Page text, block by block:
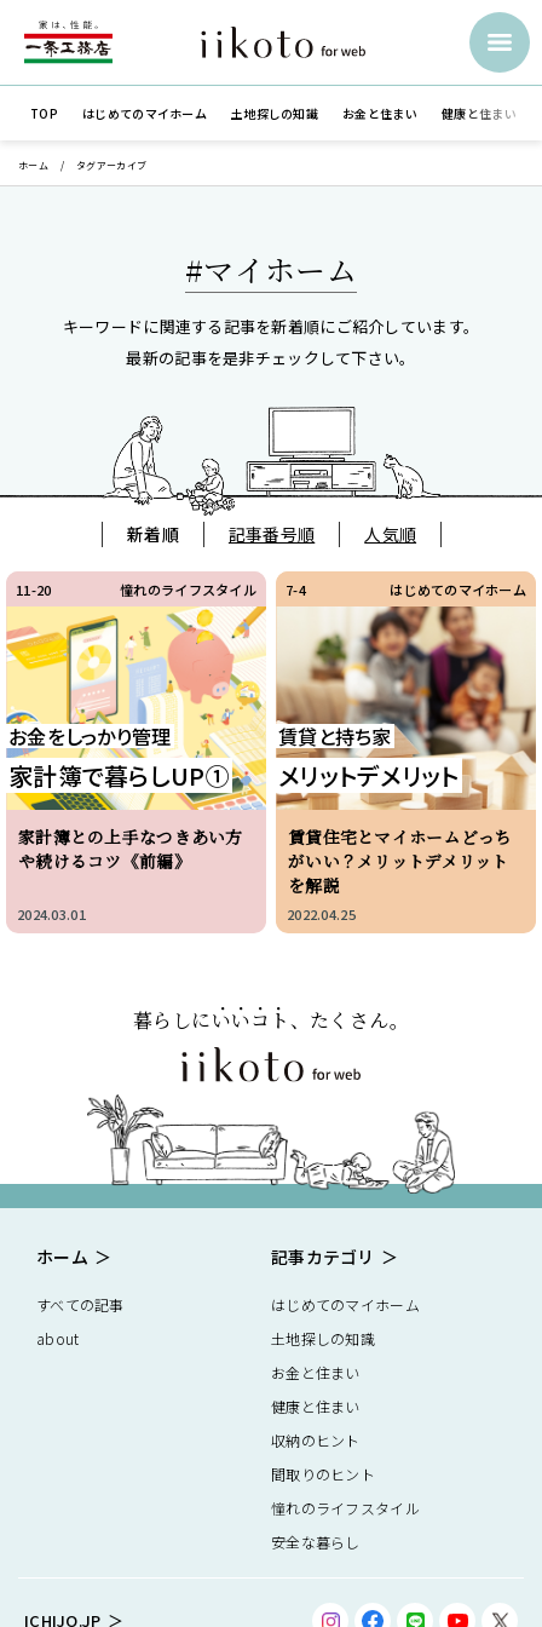
TOP はじめての マイホーム 土地探しの知識 お金と住まい 健康と住まい
ホーム タグアーカイブ
#マイホーム
キーワードに関連する記事を新着順にご紹介しています。
最新の記事を是非チェックして下さい。
新着順 記事番号順 人気順
11-20 憧れのライフスタイル
お金をしっかり管理
家計簿で暮らしUP①
家計簿との上手なつきあい方
や続けるコツ《前編》
2024.03.01
7-4 はじめてのマイホーム
賃貸と持ち家
メリットデメリット
賃貸住宅とマイホームどっち
がいい？メリットデメリット
を解説
2022.04.25
暮らしにいいコト、たくさん。
ホーム
すべての記事
about
記事カテゴリ
はじめてのマイホーム
土地探しの知識
お金と住まい
健康と住まい
収納のヒント
間取りのヒント
憧れのライフスタイル
安全な暮らし
ICHIJO.JP